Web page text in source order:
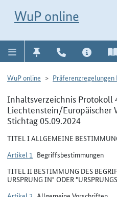
WuP online
WuP online
Inhaltsverzeichnis Protokoll
Liechtenstein/Europäischer
Stichtag 05.09.2024
TITEL I ALLGEMEINE
Artikel 1 Begriffsbestimmungen
TITEL II BESTIMMUNG DES
URSPRUNG IN" ODER